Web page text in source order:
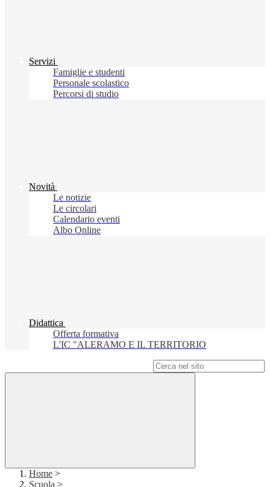
Servizi
Famiglie e studenti
Personale scolastico
Percorsi di studio
Novità
Le notizie
Le circolari
Calendario eventi
Albo Online
Didattica
Offerta formativa
L'IC "ALERAMO E IL TERRITORIO
Home >
Scuola >